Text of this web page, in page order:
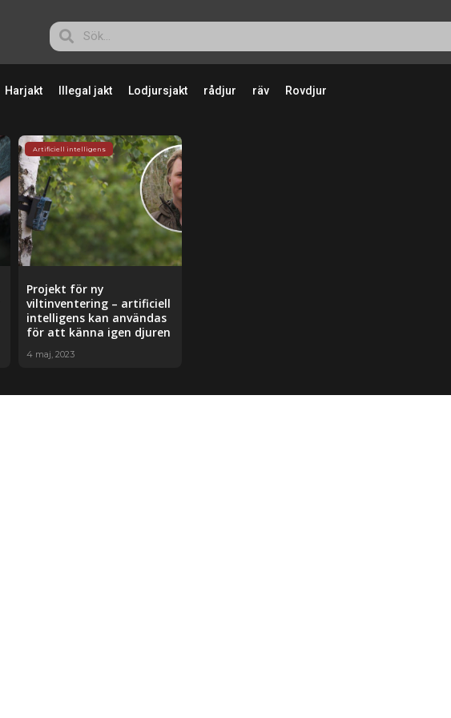
Harjakt Illegal jakt Lodjursjakt rådjur räv Rovdjur
Artificiell intelligens
Projekt för ny
viltinventering – artificiell
intelligens kan användas
för att känna igen djuren
4 maj, 2023